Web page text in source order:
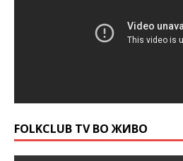
FOLKCLUB TV ВО ЖИВО